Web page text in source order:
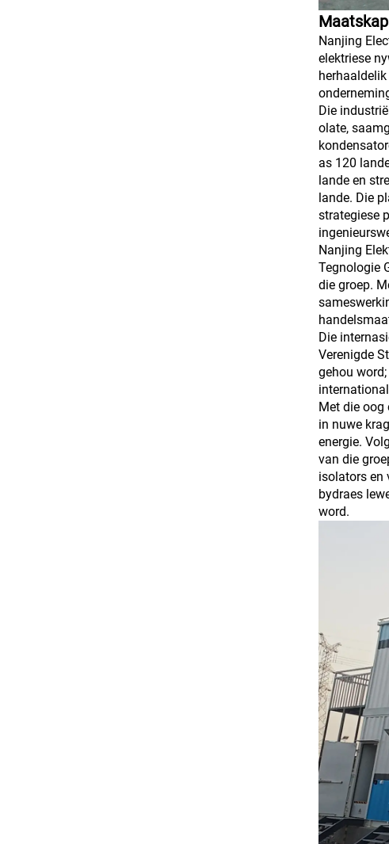
Nanjing
elektriese
Die
olate,
as 120
lande en
lande. Die
strategiese
Nanjing
Tegnologie
die groep.
Die
Verenigde
gehou
Met die oog
in nuwe
energie.
van die
isolators en
bydraes
word.